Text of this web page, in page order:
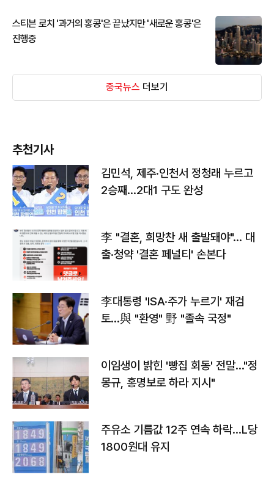
스티븐 로치 '과거의 홍콩'은 끝났지만 '새로운 홍콩'은
진행중
중국뉴스 더보기
추천기사
김민석, 제주·인천서 정청래 누르고
2승째…2대1 구도 완성
李 "결혼, 희망찬 새 출발돼야"… 대
출·청약 '결혼 페널티' 손본다
李대통령 'ISA·주가 누르기' 재검
토…與 "환영" 野 "졸속 국정"
이임생이 밝힌 '빵집 회동' 전말…"정
몽규, 홍명보로 하라 지시"
주유소 기름값 12주 연속 하락…L당
1800원대 유지